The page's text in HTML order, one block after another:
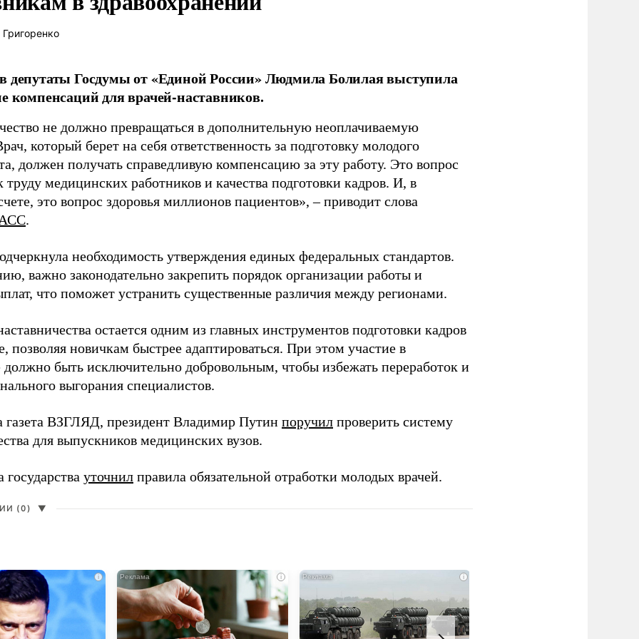
депутаты Госдумы от «Единой России» Людмила Болилая выступила
компенсаций для врачей-наставников.
не должно превращаться в дополнительную неоплачиваемую
который берет на себя ответственность за подготовку молодого
должен получать справедливую компенсацию за эту работу. Это вопрос
труду медицинских работников и качества подготовки кадров. И, в
это вопрос здоровья миллионов пациентов», – приводит слова
.
необходимость утверждения единых федеральных стандартов.
важно законодательно закрепить порядок организации работы и
что поможет устранить существенные различия между регионами.
остается одним из главных инструментов подготовки кадров
позволяя новичкам быстрее адаптироваться. При этом участие в
быть исключительно добровольным, чтобы избежать переработок и
выгорания специалистов.
газета ВЗГЛЯД, президент Владимир Путин поручил проверить систему
для выпускников медицинских вузов.
государства уточнил правила обязательной отработки молодых врачей.
(0) ▼
i i i